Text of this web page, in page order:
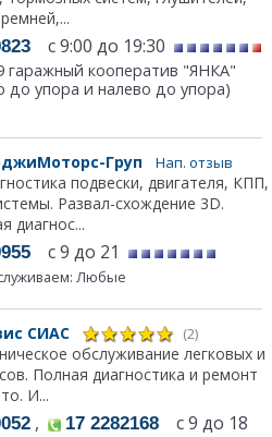
с 9:00 до 19:30
гаражный кооператив "ЯНКА"
упора и налево до упора)
Груп Нап. отзыв
подвески, двигателя, КПП,
Развал-схождение 3D.
диагнос...
с 9 до 21
Любые
СИАС (2)
обслуживание легковых и
Полная диагностика и ремонт
И...
, 17 2282168 с 9 до 18